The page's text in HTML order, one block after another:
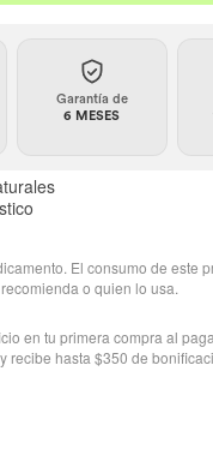
Garantía de
6 MESES
El consumo de este
o quien lo usa.
en tu primera compra al
recibe hasta $350 de